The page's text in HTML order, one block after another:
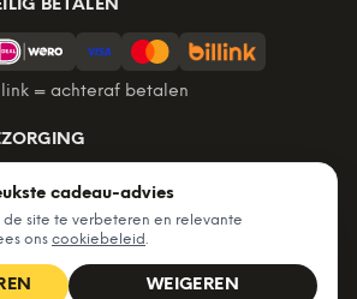
BETALEN
= achteraf betalen
verzending vanaf €60. Tot 365
retourneren.
4,7/5 uit 6.235beoordelingen
cadeau-advies
site te verbeteren en relevante
ons cookiebeleid.
WEIGEREN